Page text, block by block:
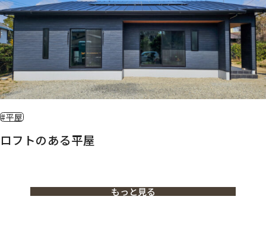
もっと見る
#平屋
ロフトのある平屋